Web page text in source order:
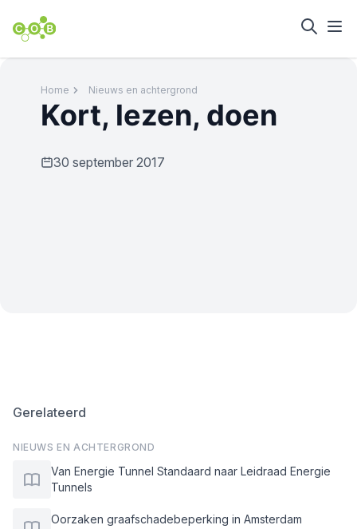
Home Nieuws en achtergrond
Kort, lezen, doen
30 september 2017
Gerelateerd
NIEUWS EN ACHTERGROND
Van Energie Tunnel Standaard naar Leidraad Energie
Tunnels
Oorzaken graafschadebeperking in Amsterdam